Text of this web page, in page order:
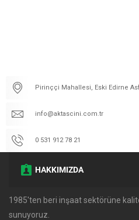
Pirinççi Mahallesi, Eski Edirne
info@aktascini.com.tr
0 531 912 78 21
HAKKIMIZDA
1985'ten beri inşaat sektörüne
sunuyoruz.